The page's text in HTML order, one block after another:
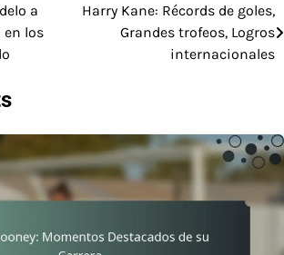
a
en los
Harry Kane: Récords de goles,
Grandes trofeos, Logros
internacionales